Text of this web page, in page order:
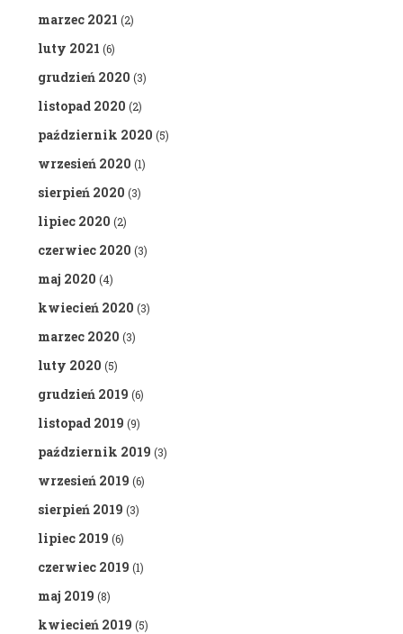
marzec 2021 (2)
luty 2021 (6)
grudzień 2020 (3)
listopad 2020 (2)
październik 2020 (5)
wrzesień 2020 (1)
sierpień 2020 (3)
lipiec 2020 (2)
czerwiec 2020 (3)
maj 2020 (4)
kwiecień 2020 (3)
marzec 2020 (3)
luty 2020 (5)
grudzień 2019 (6)
listopad 2019 (9)
październik 2019 (3)
wrzesień 2019 (6)
sierpień 2019 (3)
lipiec 2019 (6)
czerwiec 2019 (1)
maj 2019 (8)
kwiecień 2019 (5)